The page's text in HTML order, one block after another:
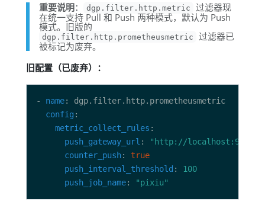
重要说明： dgp.filter.http.metric
过滤器现
在统一支持 Pull 和 Push 两种模式，默认为 Push
模式。旧版的
dgp.filter.http.prometheusmetric
过滤器已
被标记为废弃。
旧配置（已废弃）：
- name
config
metric_collect_rules
push_gateway_url :
"http://localhost:9091"
counter_push: true
push_interval_threshold : 100
push_job_name: "pixiu"